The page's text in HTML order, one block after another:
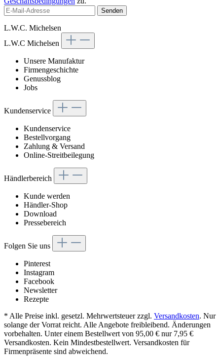
Senden
L.W.C. Michelsen
L.W.C Michelsen
Unsere Manufaktur
Firmengeschichte
Genussblog
Jobs
Kundenservice
Kundenservice
Bestellvorgang
Zahlung & Versand
Online-Streitbeilegung
Händlerbereich
Kunde werden
Händler-Shop
Download
Pressebereich
Folgen Sie uns
Pinterest
Instagram
Facebook
Newsletter
Rezepte
* Alle Preise inkl. gesetzl. Mehrwertsteuer zzgl. Versandkosten. Nur
solange der Vorrat reicht. Alle Angebote freibleibend. Änderungen
vorbehalten. Unter einem Bestellwert von 95,00 € nur 7,95 €
Versandkosten. Kein Mindestbestellwert. Versandkosten für
Firmenpräsente sind abweichend.